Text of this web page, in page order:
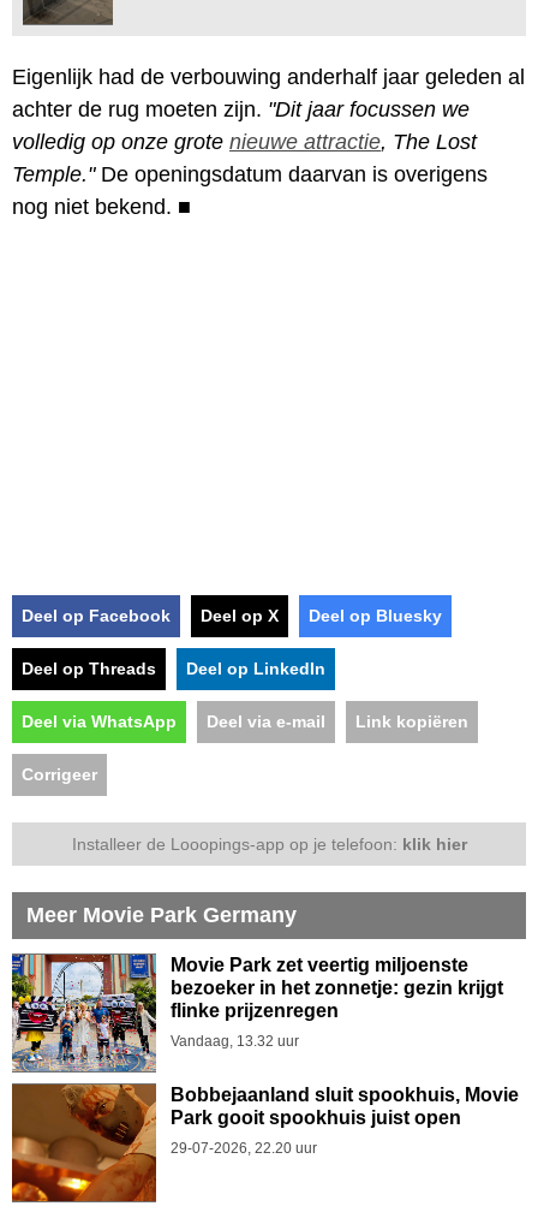
Eigenlijk had de verbouwing anderhalf jaar geleden al
achter de rug moeten zijn. "Dit jaar focussen we
volledig op onze grote nieuwe attractie, The Lost
Temple."De openingsdatum daarvan is overigens
nog niet bekend. ■
Deel op Facebook Deel op X Deel op Bluesky
Deel op Threads Deel op LinkedIn
Deel via WhatsApp Deel via e-mail Link kopiëren
Corrigeer
Installeer de Looopings-app op je telefoon: klik hier
Meer Movie Park Germany
Movie Park zet veertig miljoenste
bezoeker in het zonnetje: gezin krijgt
flinke prijzenregen
Vandaag, 13.32 uur
Bobbejaanland sluit spookhuis, Movie
Park gooit spookhuis juist open
29-07-2026, 22.20 uur